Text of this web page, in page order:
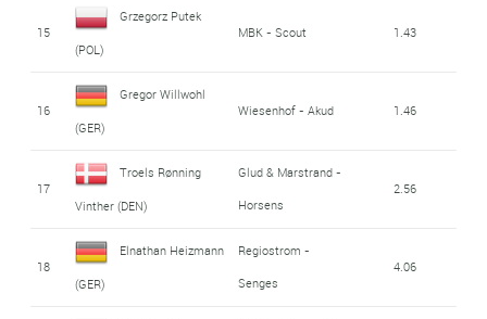
15
Grzegorz Putek
(POL)
MBK - Scout 1.43
16
Gregor Willwohl
(GER)
Wiesenhof - Akud 1.46
17
Troels Rønning
Vinther (DEN)
Glud & Marstrand -
Horsens
2.56
18
Elnathan Heizmann
(GER)
Regiostrom -
Senges
4.06